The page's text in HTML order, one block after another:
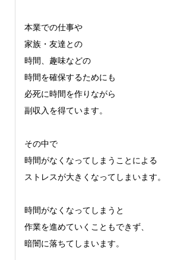
本業での仕事や
家族・友達との
時間、趣味などの
時間を確保するためにも
必死に時間を作りながら
副収入を得ています。
その中で
時間がなくなってしまうことによる
ストレスが大きくなってしまいます。
時間がなくなってしまうと
作業を進めていくこともできず、
暗闇に落ちてしまいます。